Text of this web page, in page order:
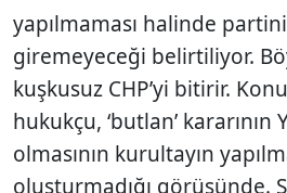
yapılmaması halinde
giremeyeceği belirtiliyor.
kuşkusuz CHP’yi bitirir.
hukukçu, ‘butlan’ kararının
olmasının kurultayın
oluşturmadığı görüşünde.